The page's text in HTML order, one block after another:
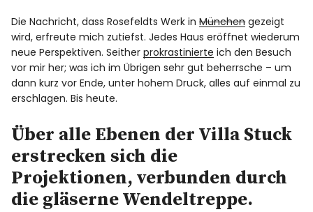
Die Nachricht, dass Rosefeldts Werk inMünchengezeigt
wird, erfreute mich zutiefst. Jedes Haus eröffnet wiederum
neue Perspektiven. Seitherprokrastinierte ich den Besuch
vor mir her; was ich im Übrigen sehr gut beherrsche – um
dann kurz vor Ende, unter hohem Druck, alles auf einmal zu
erschlagen. Bis heute.
Über alle Ebenen der Villa Stuck
erstrecken sich die
Projektionen, verbunden durch
die gläserne Wendeltreppe.